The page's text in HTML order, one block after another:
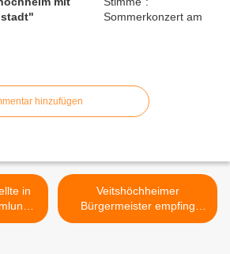
hinzufügen
vor
Veitshöchheimer
Bürgermeister empfing
Landesvorstand der